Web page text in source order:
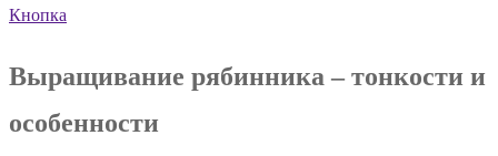
Кнопка
Выращивание рябинника – тонкости и
особенности